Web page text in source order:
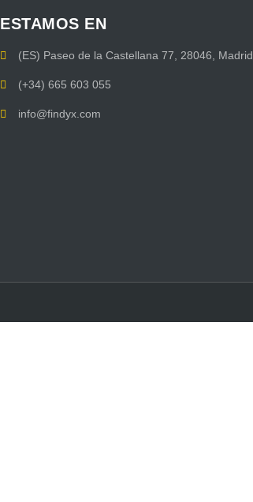
ESTAMOS EN
(ES) Paseo de la Castellana 77, 28046, Madrid
(+34) 665 603 055
info@findyx.com